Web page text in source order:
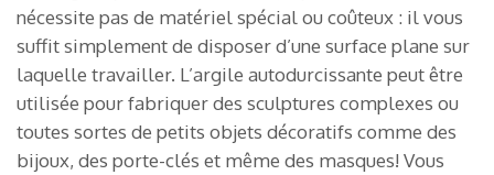
nécessite pas de matériel spécial ou coûteux : il vous
suffit simplement de disposer d’une surface plane sur
laquelle travailler. L’argile autodurcissante peut être
utilisée pour fabriquer des sculptures complexes ou
toutes sortes de petits objets décoratifs comme des
bijoux, des porte-clés et même des masques! Vous